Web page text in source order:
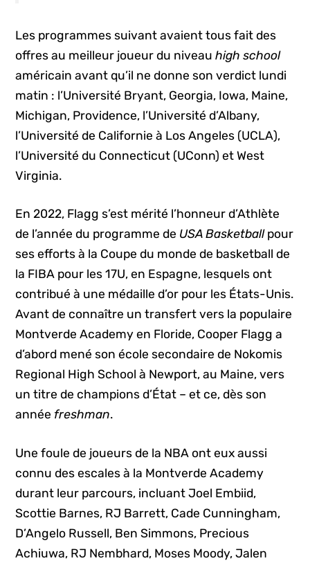
Les programmes suivant avaient tous fait des
offres au meilleur joueur du niveauhigh school
américain avant qu’il ne donne son verdict lundi
matin : l’Université Bryant, Georgia, Iowa, Maine,
Michigan, Providence, l’Université d’Albany,
l’Université de Californie à Los Angeles (UCLA),
l’Université du Connecticut (UConn) et West
Virginia.
En 2022, Flagg s’est mérité l’honneur d’Athlète
de l’année du programme de USA Basketballpour
ses efforts à la Coupe du monde de basketball de
la FIBA pour les 17U, en Espagne, lesquels ont
contribué à une médaille d’or pour les États-Unis.
Avant de connaître un transfert vers la populaire
Montverde Academy en Floride, Cooper Flagg a
d’abord mené son école secondaire de Nokomis
Regional High School à Newport, au Maine, vers
un titre de champions d’État – et ce, dès son
année freshman.
Une foule de joueurs de la NBA ont eux aussi
connu des escales à la Montverde Academy
durant leur parcours, incluant Joel Embiid,
Scottie Barnes, RJ Barrett, Cade Cunningham,
D’Angelo Russell, Ben Simmons, Precious
Achiuwa, RJ Nembhard, Moses Moody, Jalen